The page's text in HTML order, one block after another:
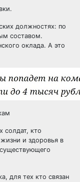
должностях: по
составом.
оклада. А это
солдат, кто
и здоровья в
для тех кто связан